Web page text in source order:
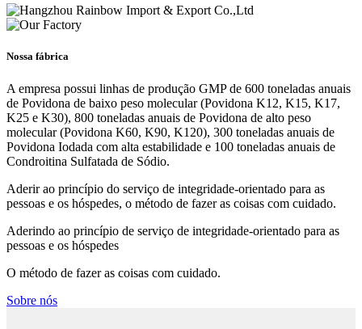
Nossa fábrica
A empresa possui linhas de produção GMP de 600 toneladas anuais
de Povidona de baixo peso molecular (Povidona K12, K15, K17,
K25 e K30), 800 toneladas anuais de Povidona de alto peso
molecular (Povidona K60, K90, K120), 300 toneladas anuais de
Povidona Iodada com alta estabilidade e 100 toneladas anuais de
Condroitina Sulfatada de Sódio.
Aderir ao princípio do serviço de integridade-orientado para as
pessoas e os hóspedes, o método de fazer as coisas com cuidado.
Aderindo ao princípio de serviço de integridade-orientado para as
pessoas e os hóspedes
O método de fazer as coisas com cuidado.
Sobre nós